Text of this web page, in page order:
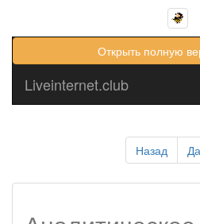
Открыть полную
Liveinternet.club
Назад